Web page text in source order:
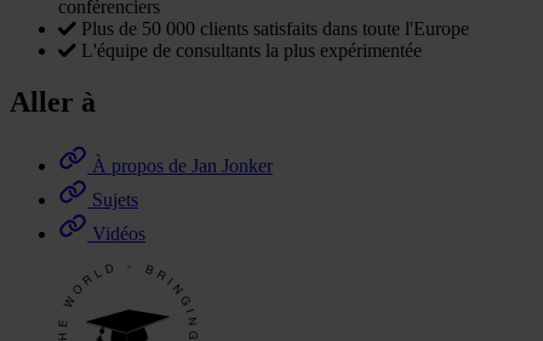
conférenciers
Plus de 50 000 clients satisfaits dans toute l'Europe
L'équipe de consultants la plus expérimentée
Aller à
À propos de Jan Jonker
Sujets
Vidéos